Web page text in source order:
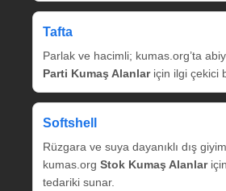
Tafta
Parlak ve hacimli; kumas.org’ta
Parti Kumaş Alanlariçin ilgi çekici
Softshell
Rüzgara ve suya dayanıklı dış
kumas.org Stok Kumaş Alanlar
tedariki sunar.